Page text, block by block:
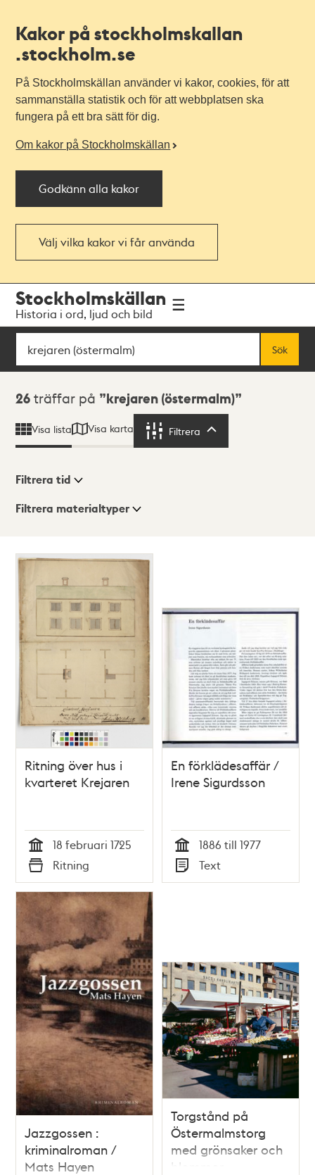
Kakor på stockholmskallan
.stockholm.se
På Stockholmskällan använder vi kakor, cookies, för att
sammanställa statistik och för att webbplatsen ska
fungera på ett bra sätt för dig.
Om kakor på Stockholmskällan
Godkänn alla kakor
Välj vilka kakor vi får använda
navigationen
huvudinnehållet
Stockholmskällan
Historia i ord, ljud och bild
Sök
Sök
Sökresultat
26 träffar på krejaren (östermalm)
Visa lista Visa karta Filtrera
Visningsläge
Filtrera tid
Filtrera materialtyper
träffar
Ritning över hus i
kvarteret Krejaren
Tid
18 februari 1725
Typ
Ritning
En förklädesaffär /
Irene Sigurdsson
Tid
1886 till 1977
Typ
Text
Jazzgossen :
kriminalroman /
Mats Hayen
Torgstånd på
Östermalmstorg
med grönsaker och
blommor